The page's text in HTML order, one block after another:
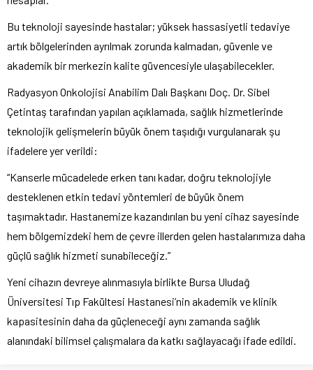
Bu teknoloji sayesinde hastalar; yüksek hassasiyetli tedaviye
artık bölgelerinden ayrılmak zorunda kalmadan, güvenle ve
akademik bir merkezin kalite güvencesiyle ulaşabilecekler.
Radyasyon Onkolojisi Anabilim Dalı Başkanı Doç. Dr. Sibel
Çetintaş tarafından yapılan açıklamada, sağlık hizmetlerinde
teknolojik gelişmelerin büyük önem taşıdığı vurgulanarak şu
ifadelere yer verildi:
“Kanserle mücadelede erken tanı kadar, doğru teknolojiyle
desteklenen etkin tedavi yöntemleri de büyük önem
taşımaktadır. Hastanemize kazandırılan bu yeni cihaz sayesinde
hem bölgemizdeki hem de çevre illerden gelen hastalarımıza daha
güçlü sağlık hizmeti sunabileceğiz.”
Yeni cihazın devreye alınmasıyla birlikte Bursa Uludağ
Üniversitesi Tıp Fakültesi Hastanesi’nin akademik ve klinik
kapasitesinin daha da güçleneceği aynı zamanda sağlık
alanındaki bilimsel çalışmalara da katkı sağlayacağı ifade edildi.